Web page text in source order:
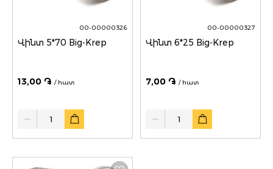
00-00000326
Վինտ 5*70 Big-Krep
13,00 ֏ / հատ
Quantity
00-00000327
Վինտ 6*25 Big-Krep
7,00 ֏ / հատ
Quantity